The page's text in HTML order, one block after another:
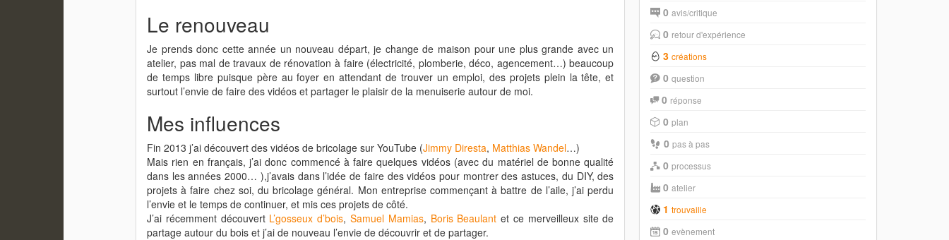
Le renouveau
Je prends donc cette année un nouveau départ, je change de maison pour une plus grande avec un
atelier, pas mal de travaux de rénovation à faire (électricité, plomberie, déco, agencement…) beaucoup
de temps libre puisque père au foyer en attendant de trouver un emploi, des projets plein la tête, et
surtout l’envie de faire des vidéos et partager le plaisir de la menuiserie autour de moi.
Mes influences
Fin 2013 j’ai découvert des vidéos de bricolage sur YouTube (Jimmy Diresta, Matthias Wandel…)
Mais rien en français, j’ai donc commencé à faire quelques vidéos (avec du matériel de bonne qualité
dans les années 2000… ),j’avais dans l’idée de faire des vidéos pour montrer des astuces, du DIY, des
projets à faire chez soi, du bricolage général. Mon entreprise commençant à battre de l’aile, j’ai perdu
l’envie et le temps de continuer, et mis ces projets de côté.
J’ai récemment découvert L’gosseux d’bois, Samuel Mamias, Boris Beaulant et ce merveilleux site de
partage autour du bois et j’ai de nouveau l’envie de découvrir et de partager.
0 avis/critique
0 retour d'expérience
3 créations
0 question
0 réponse
0 plan
0 pas à pas
0 processus
0 atelier
1 trouvaille
0 evènement